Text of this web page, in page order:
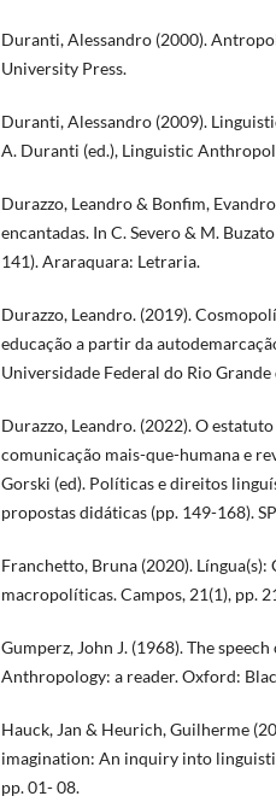
Duranti, Alessandro (2000).
University Press.
Duranti, Alessandro (2009).
A. Duranti (ed.), Linguistic
Durazzo, Leandro & Bonfim,
encantadas. In C. Severo & M.
141). Araraquara: Letraria.
Durazzo, Leandro. (2019).
educação a partir da
Universidade Federal do Rio
Durazzo, Leandro. (2022). O
comunicação mais-que-humana e
Gorski (ed). Políticas e direitos
propostas didáticas (pp. 149-168).
Franchetto, Bruna (2020).
macropolíticas. Campos, 21(1), pp.
Gumperz, John J. (1968). The
Anthropology: a reader. Oxford:
Hauck, Jan & Heurich, Guilherme
imagination: An inquiry into
pp. 01- 08.